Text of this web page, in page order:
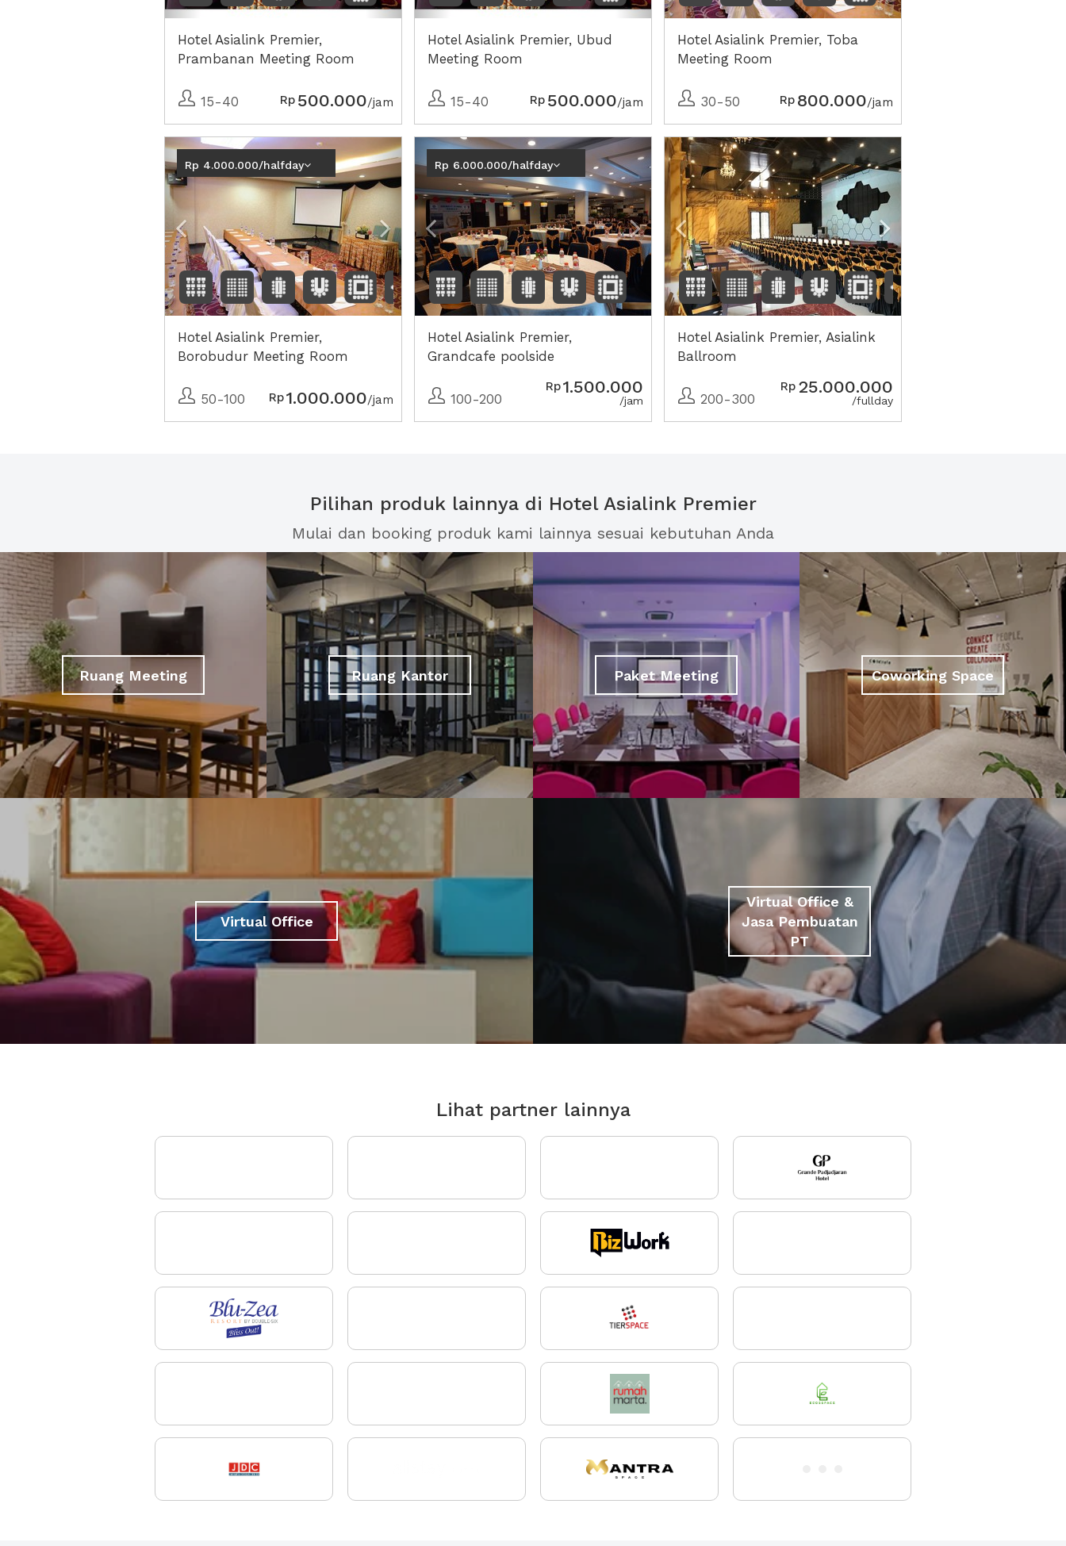
Hotel Asialink Premier,
Prambanan Meeting Room
15-40 Rp 500.000/jam
Hotel Asialink Premier, Ubud
Meeting Room
15-40 Rp 500.000/jam
Hotel Asialink Premier, Toba
Meeting Room
30-50 Rp 800.000/jam
Previous Next2
Rp 4.000.000/halfday
Hotel Asialink Premier,
Borobudur Meeting Room
50-100 Rp1.000.000/jam
Previous Next2
Rp 6.000.000/halfday
Hotel Asialink Premier,
Grandcafe poolside
100-200
Rp1.500.000
/jam
Previous Next2
Hotel Asialink Premier, Asialink
Ballroom
200-300
Rp 25.000.000
/fullday
Pilihan produk lainnya di Hotel Asialink Premier
Mulai dan booking produk kami lainnya sesuai kebutuhan Anda
Ruang Meeting Ruang Kantor Paket Meeting Coworking Space
Virtual Office
Virtual Office &
Jasa Pembuatan
PT
Lihat partner lainnya